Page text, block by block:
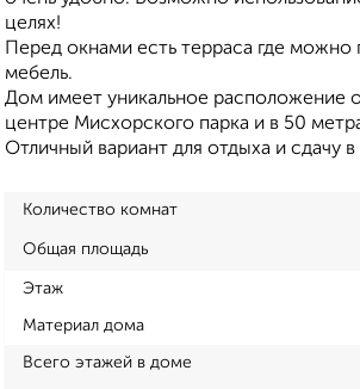
целях!
Перед окнами есть терраса где
мебель.
Дом имеет уникальное расположение
центре Мисхорского парка и в 50
Отличный вариант для отдыха и сдачу в
Количество комнат
Общая площадь
Этаж
Материал дома
Всего этажей в доме